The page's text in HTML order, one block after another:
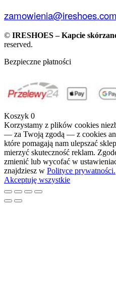
zamowienia@ireshoes.com
© IRESHOES – Kapcie
reserved.
Bezpieczne płatności
Koszyk 0
Korzystamy z plików cookies
— za Twoją zgodą — z cookies
które pomagają nam ulepszać
mierzyć skuteczność reklam.
zmienić lub wycofać w
znajdziesz w Polityce prywatności.
Akceptuję wszystkie